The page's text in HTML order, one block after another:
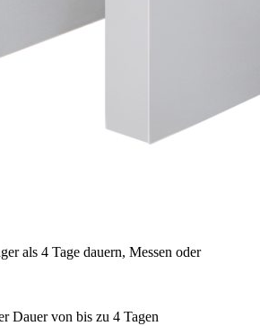
als 4 Tage dauern, Messen oder
Dauer von bis zu 4 Tagen